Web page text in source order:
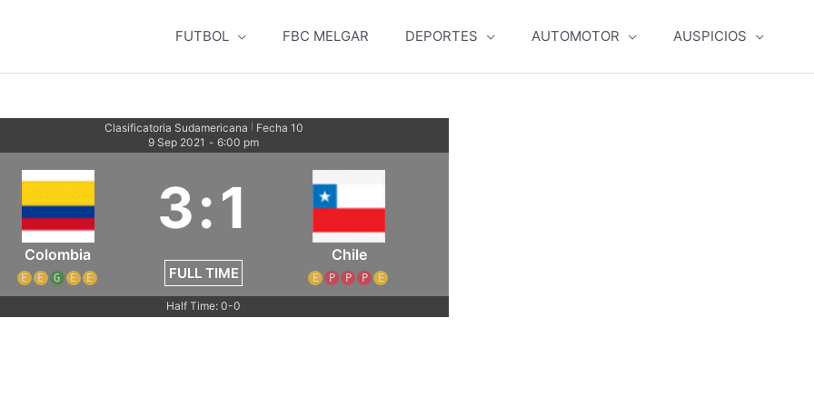
FUTBOL FBC MELGAR DEPORTES AUTOMOTOR AUSPICIOS
Clasificatoria Sudamericana
Fecha 10
9 Sep 2021 - 6:00 pm
Colombia
E E G E E
3:1
FULL TIME
Chile
E P P P E
Half Time: 0-0